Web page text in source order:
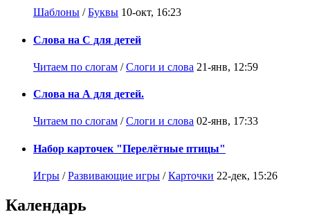
Шаблоны /Буквы 10-окт, 16:23
Слова на С для детей
Читаем по слогам /Слоги и слова 21-янв, 12:59
Слова на А для детей.
Читаем по слогам /Слоги и слова 02-янв, 17:33
Набор карточек "Перелётные птицы"
Игры /Развивающие игры /Карточки 22-дек, 15:26
Календарь